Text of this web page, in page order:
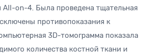
All-on-4. Была проведена тщательная
противопоказания к
3D-томограмма показала
количества костной ткани и